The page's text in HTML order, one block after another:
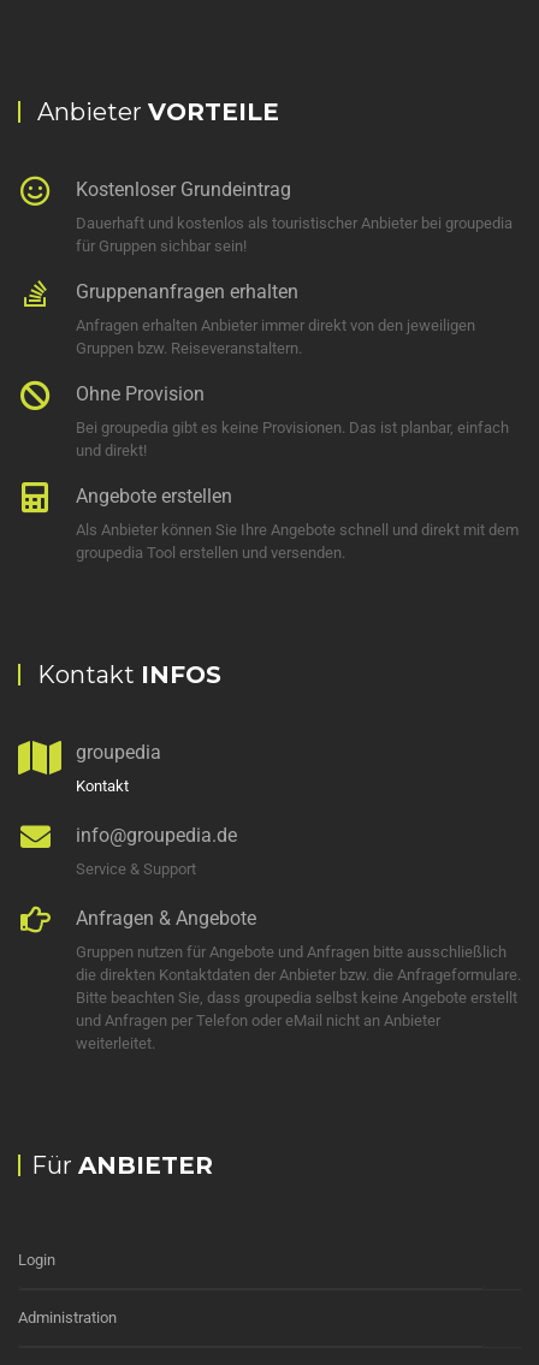
Anbieter VORTEILE
Kostenloser Grundeintrag
Dauerhaft und kostenlos als touristischer Anbieter bei groupedia
für Gruppen sichbar sein!
Gruppenanfragen erhalten
Anfragen erhalten Anbieter immer direkt von den jeweiligen
Gruppen bzw. Reiseveranstaltern.
Ohne Provision
Bei groupedia gibt es keine Provisionen. Das ist planbar, einfach
und direkt!
Angebote erstellen
Als Anbieter können Sie Ihre Angebote schnell und direkt mit dem
groupedia Tool erstellen und versenden.
Kontakt INFOS
groupedia
Kontakt
info@groupedia.de
Service & Support
Anfragen & Angebote
Gruppen nutzen für Angebote und Anfragen bitte ausschließlich
die direkten Kontaktdaten der Anbieter bzw. die Anfrageformulare.
Bitte beachten Sie, dass groupedia selbst keine Angebote erstellt
und Anfragen per Telefon oder eMail nicht an Anbieter
weiterleitet.
Für ANBIETER
Login
Administration